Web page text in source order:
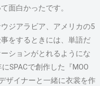
面白かったです。
ジアラビア、アメリカの5
をするときには、単語だ
ションがとれるようにな
SPACで創作した『MOO
ザイナーと一緒に衣裳を作